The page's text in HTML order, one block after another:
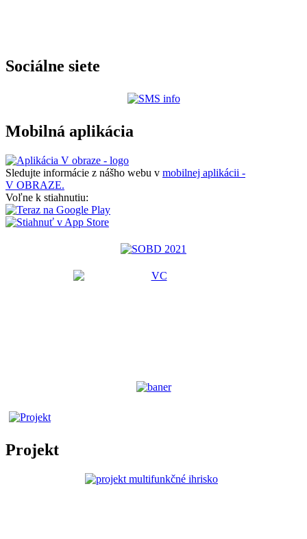
Sociálne siete
Mobilná aplikácia
Sledujte informácie z nášho webu v mobilnej aplikácii -
V OBRAZE.
Voľne k stiahnutiu:
Projekt